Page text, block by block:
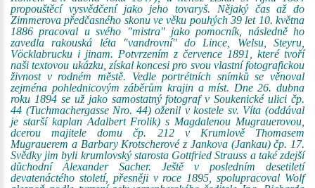
propouštěcí vysvědčení jako jeho tovaryš. Nějaký čas až do
Zimmerova předčasného skonu ve věku pouhých 39 let 10. května
1886 pracoval u svého "mistra" jako pomocník, následně ho
zavedla rakouská léta "vandrovní" do Lince, Welsu, Steyru,
Vöcklabrucku i jinam. Potvrzením z července 1891, které tvoří
naši textovou ukázku, získal koncesi pro svou vlastní fotografickou
živnost v rodném městě. Vedle portrétních snímků se věnoval
zejména pohlednicovým záběrům krajin a míst. Dne 26. dubna
roku 1894 se už jako samostatný fotograf v Soukenické ulici čp.
44 (Tuchmachergasse Nro. 44) oženil v kostele sv. Víta (oddával
je starší kaplan Adalbert Frolik) s Magdalenou Mugrauerovou,
dcerou majitele domu čp. 212 v Krumlově Thomasem
Mugrauerem a Barbary Krotscherové z Jankova (Jankau) čp. 17.
Svědky jim byli krumlovský starosta Gottfried Strauss a také zdejší
důchodní Alexander Sacher. Ještě v posledním desetiletí
devatenáctého století, přesněji v roce 1895, spolupracoval Wolf